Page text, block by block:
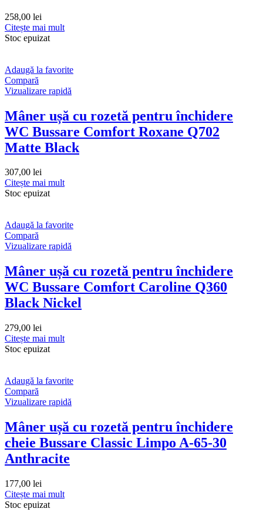
258,00 lei
Citește mai mult
Stoc epuizat
Adaugă la favorite
Compară
Vizualizare rapidă
Mâner ușă cu rozetă pentru închidere
WC Bussare Comfort Roxane Q702
Matte Black
307,00 lei
Citește mai mult
Stoc epuizat
Adaugă la favorite
Compară
Vizualizare rapidă
Mâner ușă cu rozetă pentru închidere
WC Bussare Comfort Caroline Q360
Black Nickel
279,00 lei
Citește mai mult
Stoc epuizat
Adaugă la favorite
Compară
Vizualizare rapidă
Mâner ușă cu rozetă pentru închidere
cheie Bussare Classic Limpo A-65-30
Anthracite
177,00 lei
Citește mai mult
Stoc epuizat